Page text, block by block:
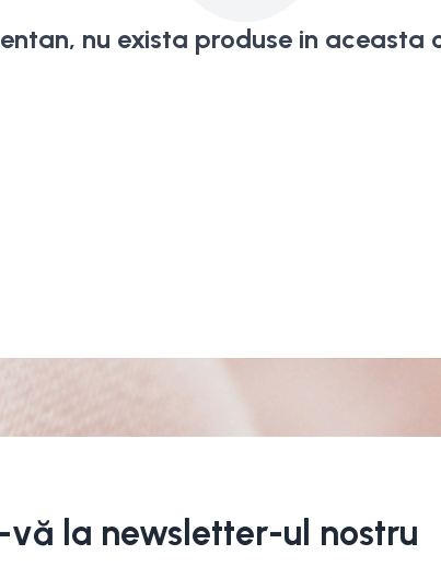
nu exista produse in aceasta
vă la newsletter-ul nostru